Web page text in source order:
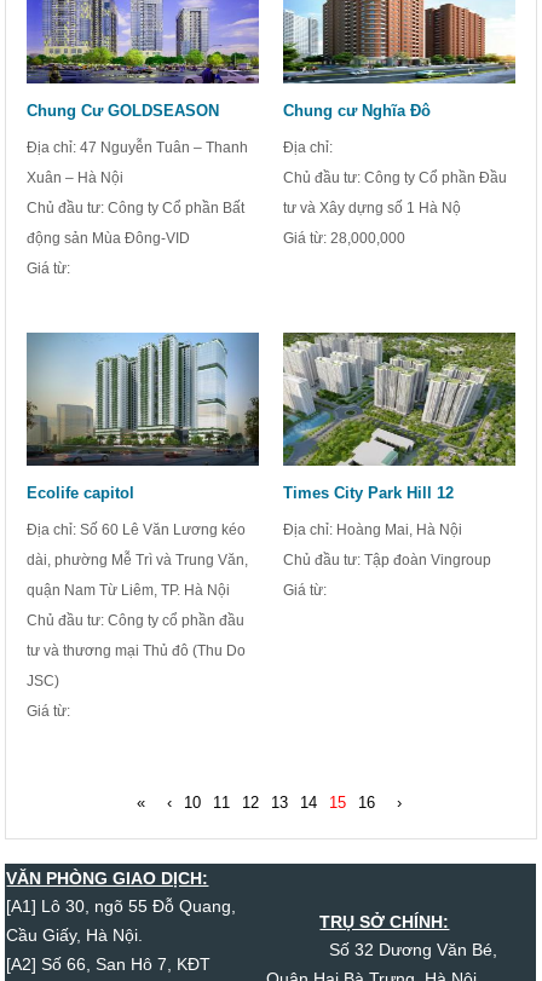
Chung Cư GOLDSEASON
Địa chỉ: 47 Nguyễn Tuân – Thanh
Xuân – Hà Nội
Chủ đầu tư: Công ty Cổ phần Bất
động sản Mùa Đông-VID
Giá từ:
Chung cư Nghĩa Đô
Địa chỉ:
Chủ đầu tư: Công ty Cổ phần Đầu
tư và Xây dựng số 1 Hà Nộ
Giá từ: 28,000,000
Ecolife capitol
Địa chỉ: Số 60 Lê Văn Lương kéo
dài, phường Mễ Trì và Trung Văn,
quận Nam Từ Liêm, TP. Hà Nội
Chủ đầu tư: Công ty cổ phần đầu
tư và thương mại Thủ đô (Thu Do
JSC)
Giá từ:
Times City Park Hill 12
Địa chỉ: Hoàng Mai, Hà Nội
Chủ đầu tư: Tập đoàn Vingroup
Giá từ:
« ‹ 10 11 12 13 14 15 16 ›
VĂN PHÒNG GIAO DỊCH:
[A1] Lô 30, ngõ 55 Đỗ Quang,
Cầu Giấy, Hà Nội.
[A2] Số 66, San Hô 7, KĐT
TRỤ SỞ CHÍNH:
Số 32 Dương Văn Bé,